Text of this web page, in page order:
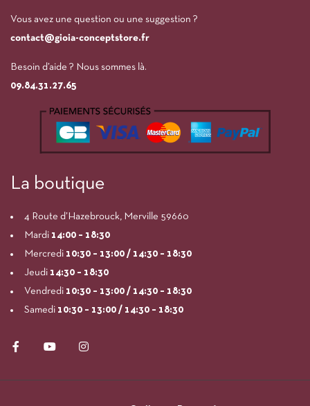
Vous avez une question ou une suggestion ?
contact@gioia-conceptstore.fr
Besoin d’aide ? Nous sommes là.
09.84.31.27.65
La boutique
4 Route d’Hazebrouck, Merville 59660
Mardi 14:00 – 18:30
Mercredi 10:30 – 13:00 / 14:30 – 18:30
Jeudi 14:30 – 18:30
Vendredi 10:30 – 13:00 / 14:30 – 18:30
Samedi 10:30 – 13:00 / 14:30 – 18:30